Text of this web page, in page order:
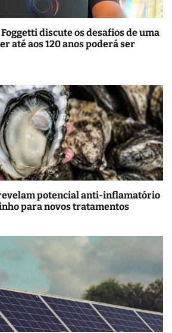
discute os desafios de uma
até aos 120 anos poderá ser
potencial anti-inflamatório
para novos tratamentos